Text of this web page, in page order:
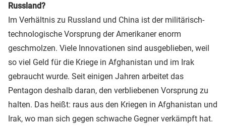
Russland?
Im Verhältnis zu Russland und China ist der militärisch-
technologische Vorsprung der Amerikaner enorm
geschmolzen. Viele Innovationen sind ausgeblieben, weil
so viel Geld für die Kriege in Afghanistan und im Irak
gebraucht wurde. Seit einigen Jahren arbeitet das
Pentagon deshalb daran, den verbliebenen Vorsprung zu
halten. Das heißt: raus aus den Kriegen in Afghanistan und
Irak, wo man sich gegen schwache Gegner verkämpft hat.